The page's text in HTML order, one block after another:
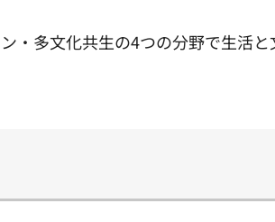
・多文化共生の4つの分野で生活